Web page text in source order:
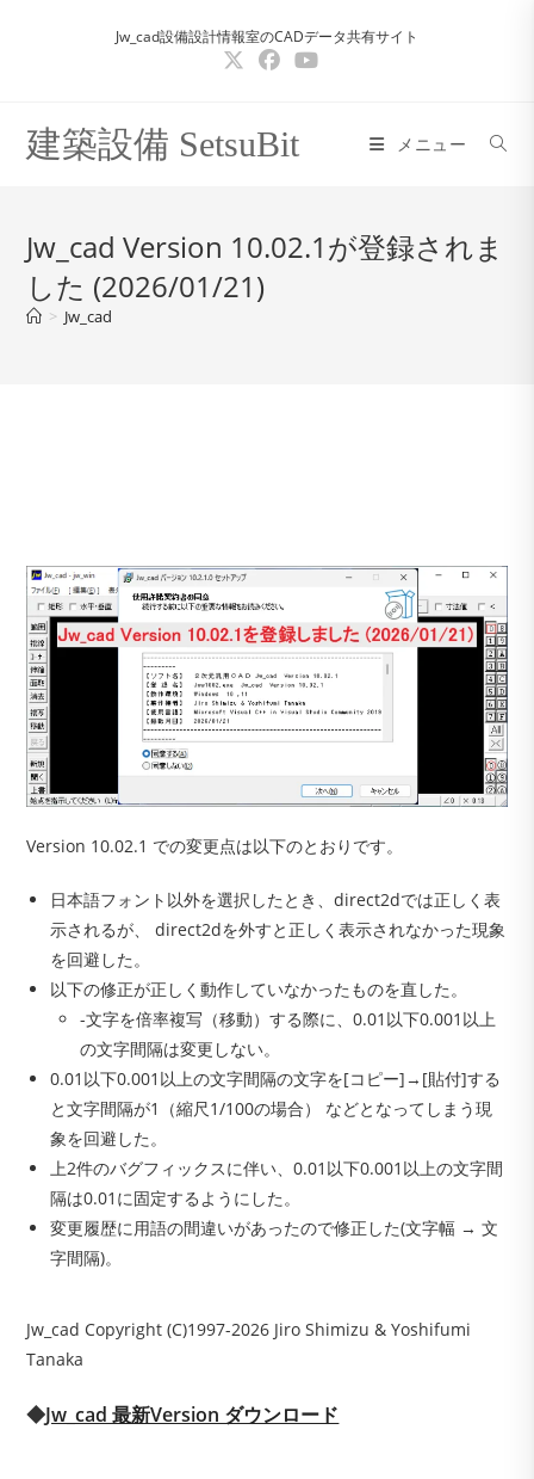
Jw_cad設備設計情報室のCADデータ共有サイト
建築設備 SetsuBit メニュー
Jw_cad Version 10.02.1が登録されま
した (2026/01/21)
> Jw_cad
Version 10.02.1 での変更点は以下のとおりです。
日本語フォント以外を選択したとき、direct2dでは正しく表
示されるが、 direct2dを外すと正しく表示されなかった現象
を回避した。
以下の修正が正しく動作していなかったものを直した。
-文字を倍率複写（移動）する際に、0.01以下0.001以上
の文字間隔は変更しない。
0.01以下0.001以上の文字間隔の文字を[コピー]→[貼付]する
と文字間隔が1（縮尺1/100の場合） などとなってしまう現
象を回避した。
上2件のバグフィックスに伴い、0.01以下0.001以上の文字間
隔は0.01に固定するようにした。
変更履歴に用語の間違いがあったので修正した(文字幅 → 文
字間隔)。
Jw_cad Copyright (C)1997-2026 Jiro Shimizu & Yoshifumi
Tanaka
◆Jw_cad 最新Version ダウンロード